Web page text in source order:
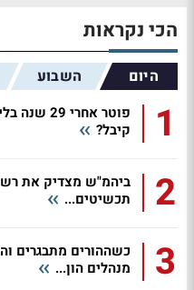
הכי נקראות
היום השבוע
1
קיבל?
2
ביהמ"ש מצדיק את
תכשיטים...
3
כשההורים מתבגרים
מנהלים הון...